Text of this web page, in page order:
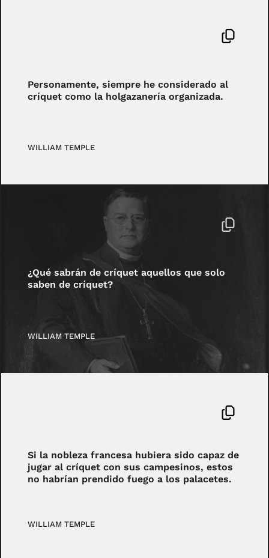
Personamente, siempre he considerado al
críquet como la holgazanería organizada.
WILLIAM TEMPLE
¿Qué sabrán de críquet aquellos que solo
saben de críquet?
WILLIAM TEMPLE
Si la nobleza francesa hubiera sido capaz de
jugar al críquet con sus campesinos, estos
no habrían prendido fuego a los palacetes.
WILLIAM TEMPLE